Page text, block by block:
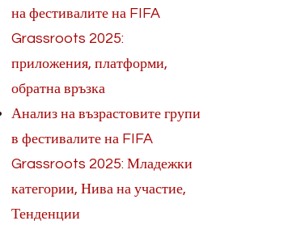
на фестивалите на FIFA
Grassroots 2025:
приложения, платформи,
обратна връзка
Анализ на възрастовите групи
в фестивалите на FIFA
Grassroots 2025: Младежки
категории, Нива на участие,
Тенденции